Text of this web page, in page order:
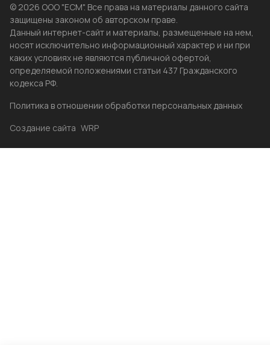
© 2026 ООО "ЕСМ". Все права на материалы данного сайта
защищены законом об авторском праве.
Данный интернет-сайт и материалы, размещенные на нем,
носят исключительно информационный характер и ни при
каких условиях не являются публичной офертой,
определяемой положениями статьи 437 Гражданского
кодекса РФ.
Политика в отношении обработки персональных данных
Создание сайта WRP